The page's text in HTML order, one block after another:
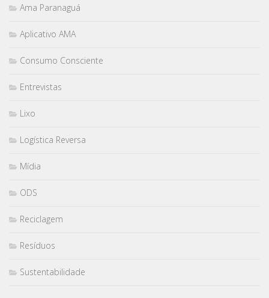
Ama Paranaguá
Aplicativo AMA
Consumo Consciente
Entrevistas
Lixo
Logística Reversa
Mídia
ODS
Reciclagem
Resíduos
Sustentabilidade